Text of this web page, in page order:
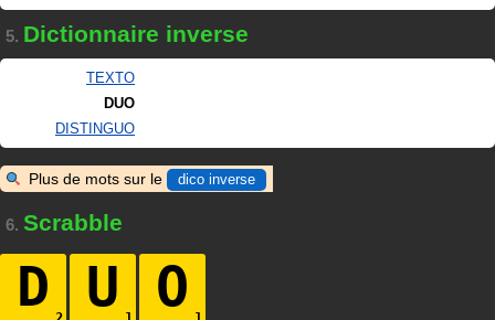
5. Dictionnaire inverse
TEXTO
DUO
DISTINGUO
Plus de mots sur le dico inverse
6. Scrabble
D U O